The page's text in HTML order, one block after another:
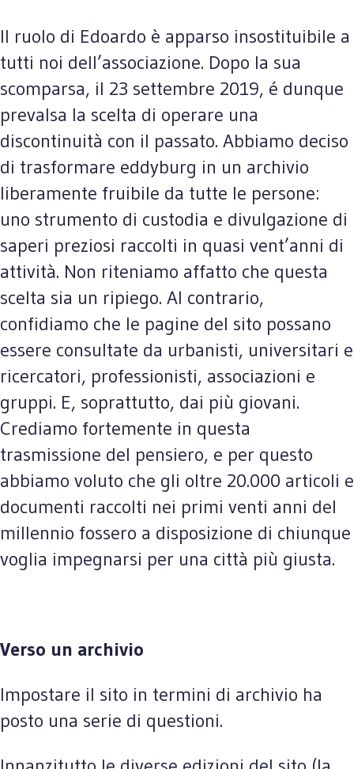
Il ruolo di Edoardo è apparso insostituibile a
tutti noi dell’associazione. Dopo la sua
scomparsa, il 23 settembre 2019, é dunque
prevalsa la scelta di operare una
discontinuità con il passato. Abbiamo deciso
di trasformare eddyburg in un archivio
liberamente fruibile da tutte le persone:
uno strumento di custodia e divulgazione di
saperi preziosi raccolti in quasi vent’anni di
attività. Non riteniamo affatto che questa
scelta sia un ripiego. Al contrario,
confidiamo che le pagine del sito possano
essere consultate da urbanisti, universitari e
ricercatori, professionisti, associazioni e
gruppi. E, soprattutto, dai più giovani.
Crediamo fortemente in questa
trasmissione del pensiero, e per questo
abbiamo voluto che gli oltre 20.000 articoli e
documenti raccolti nei primi venti anni del
millennio fossero a disposizione di chiunque
voglia impegnarsi per una città più giusta.
Verso un archivio
Impostare il sito in termini di archivio ha
posto una serie di questioni.